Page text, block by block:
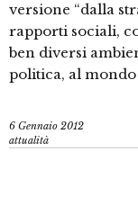
versione “dalla
rapporti sociali,
ben diversi
politica, al
6 Gennaio 2012
attualità